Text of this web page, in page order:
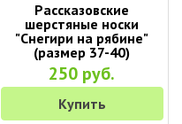
Рассказовские
шерстяные носки
"Снегири на рябине"
(размер 37-40)
250 руб.
Купить